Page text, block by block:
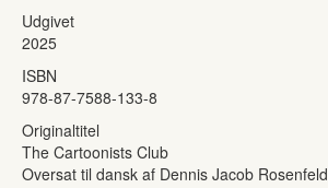
Udgivet
2025
ISBN
978-87-7588-133-8
Originaltitel
The Cartoonists Club
Oversat til dansk af Dennis Jacob Rosenfeld